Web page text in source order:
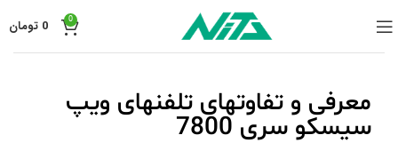
0
0 تومان
معرفی و تفاوتهای تلفنهای ویپ
سیسکو سری 7800